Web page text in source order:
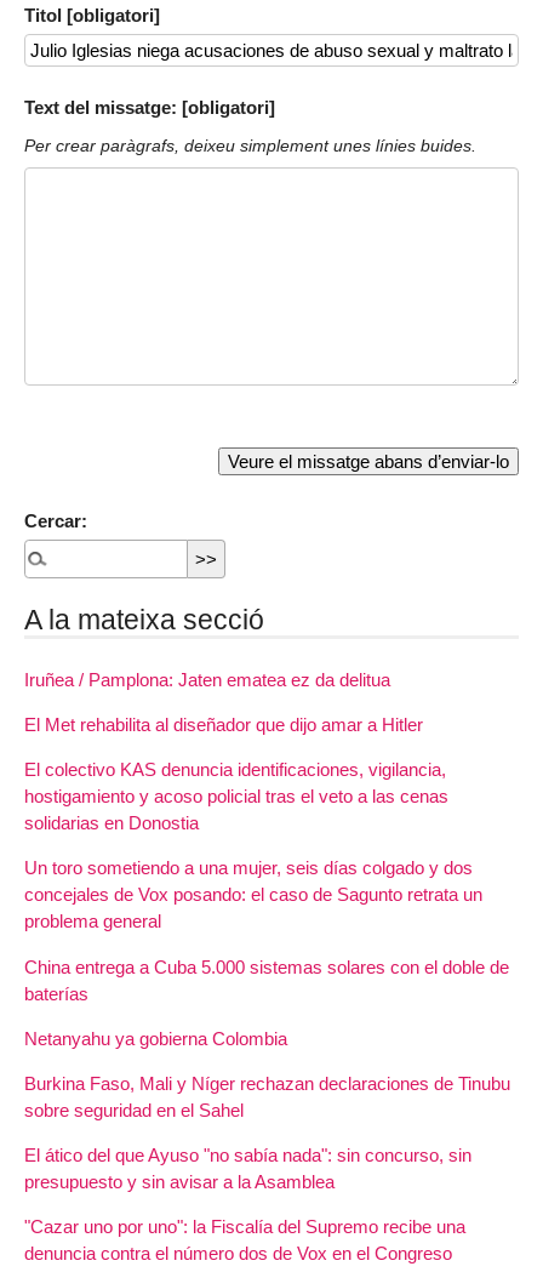
Titol [obligatori]
Text del missatge: [obligatori]
Per crear paràgrafs, deixeu simplement unes línies buides.
Cercar:
A la mateixa secció
Iruñea / Pamplona: Jaten ematea ez da delitua
El Met rehabilita al diseñador que dijo amar a Hitler
El colectivo KAS denuncia identificaciones, vigilancia,
hostigamiento y acoso policial tras el veto a las cenas
solidarias en Donostia
Un toro sometiendo a una mujer, seis días colgado y dos
concejales de Vox posando: el caso de Sagunto retrata un
problema general
China entrega a Cuba 5.000 sistemas solares con el doble de
baterías
Netanyahu ya gobierna Colombia
Burkina Faso, Mali y Níger rechazan declaraciones de Tinubu
sobre seguridad en el Sahel
El ático del que Ayuso "no sabía nada": sin concurso, sin
presupuesto y sin avisar a la Asamblea
"Cazar uno por uno": la Fiscalía del Supremo recibe una
denuncia contra el número dos de Vox en el Congreso